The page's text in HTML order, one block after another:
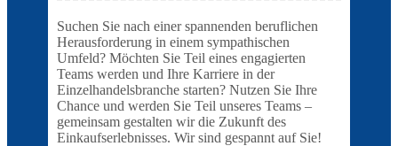
Suchen Sie nach einer spannenden beruflichen
Herausforderung in einem sympathischen
Umfeld? Möchten Sie Teil eines engagierten
Teams werden und Ihre Karriere in der
Einzelhandelsbranche starten? Nutzen Sie Ihre
Chance und werden Sie Teil unseres Teams –
gemeinsam gestalten wir die Zukunft des
Einkaufserlebnisses. Wir sind gespannt auf Sie!